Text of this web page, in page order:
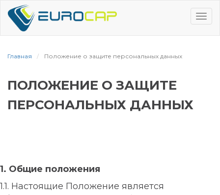
Перейти
основному
Главная Положение о защите персональных данных
ПОЛОЖЕНИЕ О ЗАЩИТЕ
ПЕРСОНАЛЬНЫХ ДАННЫХ
1. Общие положения
1.1. Настоящие Положение является